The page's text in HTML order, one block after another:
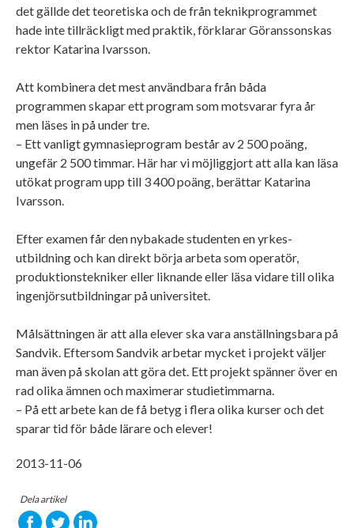
det gällde det teoretiska och de från teknikprogrammet
hade inte tillräckligt med praktik, för­klarar Göranssonskas
rektor Katarina Ivarsson.
Att kombinera det mest användbara från båda
programmen skapar ett program som motsvarar fyra år
men läses in på under tre.
– Ett vanligt gymnasieprogram består av 2 500 poäng,
ungefär 2 500 timmar. Här har vi möjliggjort att alla kan läsa
utökat program upp till 3 400 poäng, berättar Katarina
Ivarsson.
Efter examen får den nybakade studenten en yrkes­
utbildning och kan direkt börja arbeta som operatör,
produktionstekniker eller liknande eller läsa vidare till olika
ingenjörsutbildningar på universitet.
Målsättningen är att alla elever ska vara anställningsbara på
Sandvik. Eftersom Sandvik arbetar mycket i projekt väljer
man även på skolan att göra det. Ett projekt spänner över en
rad olika ämnen och maximerar studietimmarna.
– På ett arbete kan de få betyg i flera olika kurser och det
sparar tid för både lärare och elever!
2013-11-06
Dela artikel